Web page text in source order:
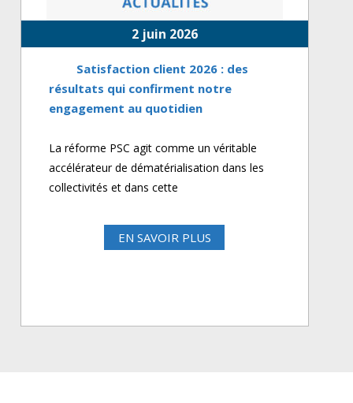
2 juin 2026
Satisfaction client 2026 : des
résultats qui confirment notre
engagement au quotidien
La réforme PSC agit comme un véritable
accélérateur de dématérialisation dans les
collectivités et dans cette
EN SAVOIR PLUS